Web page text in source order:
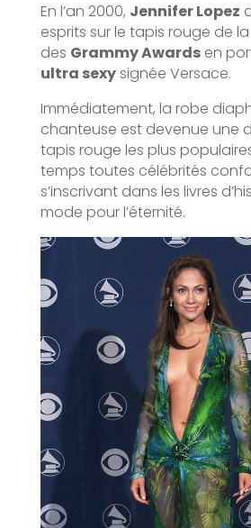
En l’an 2000, Jennifer Lopez
esprits sur le tapis rouge de
des Grammy Awardsen
ultra sexysignée Versace.
Immédiatement, la robe
chanteuse est devenue une
tapis rouge les plus
temps toutes célébrités
s’inscrivant dans les livres
mode pour l’éternité.